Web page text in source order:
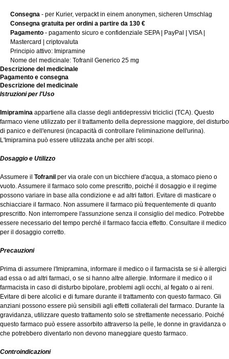
Consegna - per Kurier, verpackt in einem anonymen, sicheren Umschlag
Consegna gratuita per ordini a partire da 130 €
Pagamento - pagamento sicuro e confidenziale SEPA | PayPal | VISA |
Mastercard | criptovaluta
Principio attivo: Imipramine
Nome del medicinale: Tofranil Generico 25 mg
Descrizione del medicinale
Pagamento e consegna
Descrizione del medicinale
Istruzioni per l'Uso
Imipramina appartiene alla classe degli antidepressivi triciclici (TCA). Questo
farmaco viene utilizzato per il trattamento della depressione maggiore, del disturbo
di panico e dell'enuresi (incapacità di controllare l'eliminazione dell'urina).
L'Imipramina può essere utilizzata anche per altri scopi.
Dosaggio e Utilizzo
Assumere il Tofranil per via orale con un bicchiere d'acqua, a stomaco pieno o
vuoto. Assumere il farmaco solo come prescritto, poiché il dosaggio e il regime
possono variare in base alla condizione e ad altri fattori. Evitare di masticare o
schiacciare il farmaco. Non assumere il farmaco più frequentemente di quanto
prescritto. Non interrompere l'assunzione senza il consiglio del medico. Potrebbe
essere necessario del tempo perché il farmaco faccia effetto. Consultare il medico
per il dosaggio corretto.
Precauzioni
Prima di assumere l'Imipramina, informare il medico o il farmacista se si è allergici
ad essa o ad altri farmaci, o se si hanno altre allergie. Informare il medico o il
farmacista in caso di disturbo bipolare, problemi agli occhi, al fegato o ai reni.
Evitare di bere alcolici e di fumare durante il trattamento con questo farmaco. Gli
anziani possono essere più sensibili agli effetti collaterali del farmaco. Durante la
gravidanza, utilizzare questo trattamento solo se strettamente necessario. Poiché
questo farmaco può essere assorbito attraverso la pelle, le donne in gravidanza o
che potrebbero diventarlo non devono maneggiare questo farmaco.
Controindicazioni